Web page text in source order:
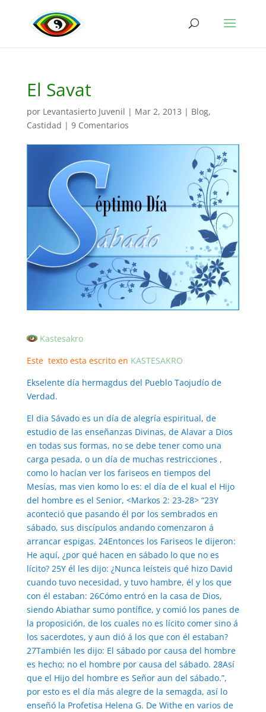
El Savat
por Levantasierto Juvenil | Mar 2, 2013 | Blog,
Castidad | 9 Comentarios
Kastesakro
Este texto esta escrito en KASTESAKRO
Ekselente día hermagdus del Pueblo Taojudío de
Verdad.
El dia Sávado es un día de alegría espiritual, de
estudio de las enseñanzas Divinas, de Alavar a Dios
en todas sus formas, no se debe tener como una
carga pesada, o un día de muchas restricciones ,
como lo hacían ver los fariseos en tiempos del
Mesías, mas vien komo lo es: el día de el kual el Hijo
del hombre es el Senior, <Markos 2: 23-28> “23Y
aconteció que pasando él por los sembrados en
sábado, sus discípulos andando comenzaron á
arrancar espigas. 24Entonces los Fariseos le dijeron:
He aquí, ¿por qué hacen en sábado lo que no es
lícito? 25Y él les dijo: ¿Nunca leísteis qué hizo David
cuando tuvo necesidad, y tuvo hambre, él y los que
con él estaban: 26Cómo entró en la casa de Dios,
siendo Abiathar sumo pontífice, y comió los panes de
la proposición, de los cuales no es lícito comer sino á
los sacerdotes, y aun dió á los que con él estaban?
27También les dijo: El sábado por causa del hombre
es hecho; no el hombre por causa del sábado. 28Así
que el Hijo del hombre es Señor aun del sábado.”,
por esto es el día más alegre de la semagda, así lo
enseñó la Profetisa Helena G. De Withe en varios de